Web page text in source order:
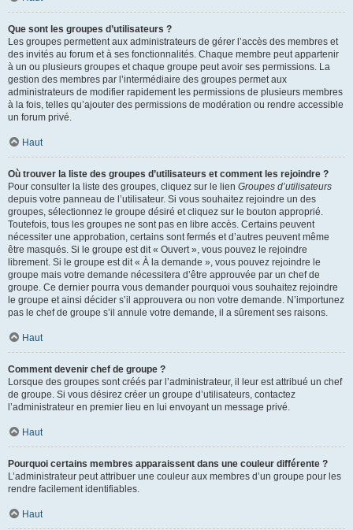
Que sont les groupes d’utilisateurs ?
Les groupes permettent aux administrateurs de gérer l’accès des membres et
des invités au forum et à ses fonctionnalités. Chaque membre peut appartenir
à un ou plusieurs groupes et chaque groupe peut avoir ses permissions. La
gestion des membres par l’intermédiaire des groupes permet aux
administrateurs de modifier rapidement les permissions de plusieurs membres
à la fois, telles qu’ajouter des permissions de modération ou rendre accessible
un forum privé.
Haut
Où trouver la liste des groupes d’utilisateurs et comment les rejoindre ?
Pour consulter la liste des groupes, cliquez sur le lien Groupes d’utilisateurs
depuis votre panneau de l’utilisateur. Si vous souhaitez rejoindre un des
groupes, sélectionnez le groupe désiré et cliquez sur le bouton approprié.
Toutefois, tous les groupes ne sont pas en libre accès. Certains peuvent
nécessiter une approbation, certains sont fermés et d’autres peuvent même
être masqués. Si le groupe est dit « Ouvert », vous pouvez le rejoindre
librement. Si le groupe est dit « À la demande », vous pouvez rejoindre le
groupe mais votre demande nécessitera d’être approuvée par un chef de
groupe. Ce dernier pourra vous demander pourquoi vous souhaitez rejoindre
le groupe et ainsi décider s’il approuvera ou non votre demande. N’importunez
pas le chef de groupe s’il annule votre demande, il a sûrement ses raisons.
Haut
Comment devenir chef de groupe ?
Lorsque des groupes sont créés par l’administrateur, il leur est attribué un chef
de groupe. Si vous désirez créer un groupe d’utilisateurs, contactez
l’administrateur en premier lieu en lui envoyant un message privé.
Haut
Pourquoi certains membres apparaissent dans une couleur différente ?
L’administrateur peut attribuer une couleur aux membres d’un groupe pour les
rendre facilement identifiables.
Haut